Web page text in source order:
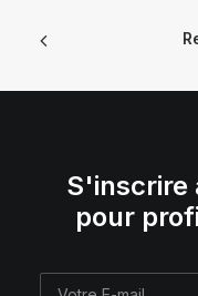
S'inscrire
pour